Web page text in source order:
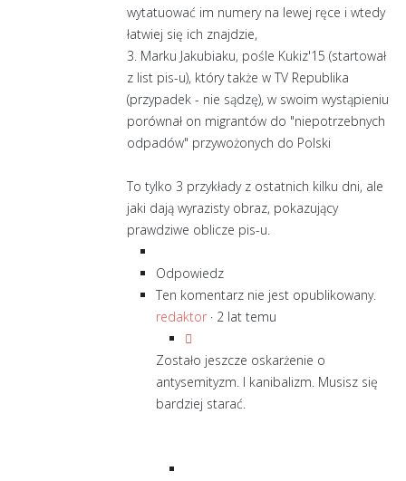
wytatuować im numery na lewej ręce i wtedy
łatwiej się ich znajdzie,
3. Marku Jakubiaku, pośle Kukiz'15 (startował
z list pis-u), który także w TV Republika
(przypadek - nie sądzę), w swoim wystąpieniu
porównał on migrantów do "niepotrzebnych
odpadów" przywożonych do Polski
To tylko 3 przykłady z ostatnich kilku dni, ale
jaki dają wyrazisty obraz, pokazujący
prawdziwe oblicze pis-u.
Odpowiedz
Ten komentarz nie jest opublikowany.
redaktor · 2 lat temu
Zostało jeszcze oskarżenie o
antysemityzm. I kanibalizm. Musisz się
bardziej starać.